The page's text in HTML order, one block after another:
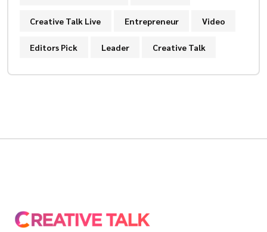
Creative Talk Live Entrepreneur Video
Editors Pick Leader Creative Talk